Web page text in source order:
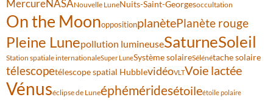
MercureNASANouvelle LuneNuits-Saint-Georgesoccultation
On the MoonoppositionplanètePlanète rouge
Pleine Lunepollution lumineuseSaturneSoleil
Station spatiale internationaleSuper LuneSystème solaireSélénétache solaire
télescopetélescope spatial HubblevidéoVLTVoie lactée
Vénuséclipse de Luneéphéméridesétoileétoile polaire